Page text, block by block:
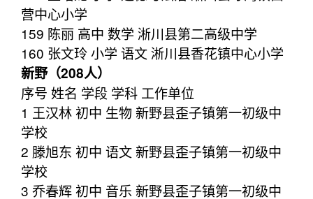
营中心小学
159 陈丽 高中 数学 淅川县第二高级中学
160 张文玲 小学 语文 淅川县香花镇中心小学
新野（208人）
序号 姓名 学段 学科 工作单位
1 王汉林 初中 生物 新野县歪子镇第一初级中
学校
2 滕旭东 初中 语文 新野县歪子镇第一初级中
学校
3 乔春辉 初中 音乐 新野县歪子镇第一初级中